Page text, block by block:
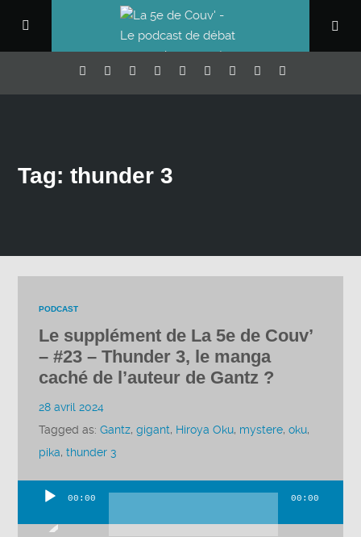
Tag: thunder 3
PODCAST
Le supplément de La 5e de Couv’
– #23 – Thunder 3, le manga
caché de l’auteur de Gantz ?
28 avril 2024
Tagged as:Gantz,gigant, Hiroya Oku, mystere,oku,
pika,thunder 3
audio
00:00 00:00